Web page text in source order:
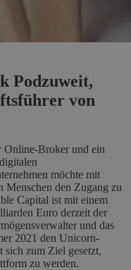
Podzuweit,
von
Online-Broker und ein
möchte mit
Menschen den Zugang zu
Capital ist mit einem
Euro derzeit der
und das
2021 den Unicorn-
sich zum Ziel gesetzt,
zu werden.